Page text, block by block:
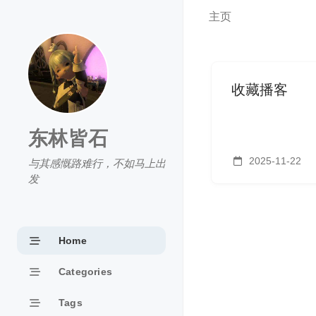
东林皆石
与其感慨路难行，不如马上出
发
Home
Categories
Tags
主页
收藏播客
2025-11-22